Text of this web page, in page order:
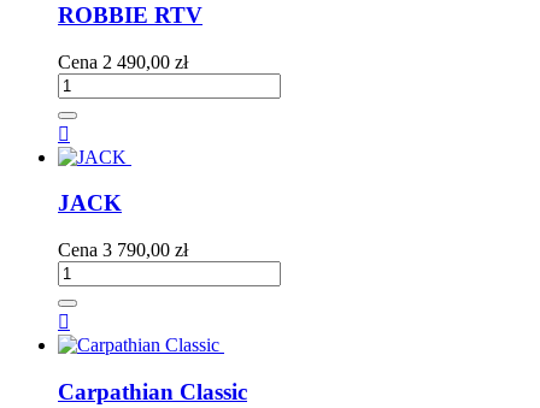
ROBBIE RTV
Cena 2 490,00 zł

JACK
Cena 3 790,00 zł

Carpathian Classic